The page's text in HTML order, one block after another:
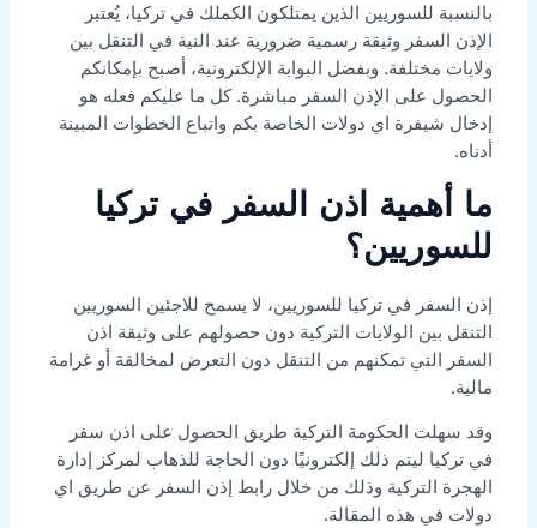
بالنسبة للسوريين الذين يمتلكون الكملك في تركيا، يُعتبر
الإذن السفر وثيقة رسمية ضرورية عند النية في التنقل بين
ولايات مختلفة. وبفضل البوابة الإلكترونية، أصبح بإمكانكم
الحصول على الإذن السفر مباشرة. كل ما عليكم فعله هو
إدخال شيفرة اي دولات الخاصة بكم واتباع الخطوات المبينة
أدناه.
ما أهمية اذن السفر في تركيا
للسوريين؟
إذن السفر في تركيا للسوريين، لا يسمح للاجئين السوريين
التنقل بين الولايات التركية دون حصولهم على وثيقة اذن
السفر التي تمكنهم من التنقل دون التعرض لمخالفة أو غرامة
مالية.
وقد سهلت الحكومة التركية طريق الحصول على اذن سفر
في تركيا ليتم ذلك إلكترونيًا دون الحاجة للذهاب لمركز إدارة
الهجرة التركية وذلك من خلال رابط إذن السفر عن طريق اي
دولات في هذه المقالة.